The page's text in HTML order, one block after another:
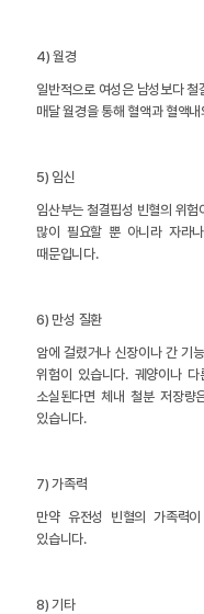
4) 월경
일반적으로 여성은 남성보다 철
매달 월경을 통해 혈액과 혈액
5) 임신
임산부는 철결핍성 빈혈의 위험
많이 필요할 뿐 아니라 자라
때문입니다.
6) 만성 질환
암에 걸렸거나 신장이나 간 기
위험이 있습니다. 궤양이나
소실된다면 체내 철분 저장량
있습니다.
7) 가족력
만약 유전성 빈혈의 가족력
있습니다.
8) 기타